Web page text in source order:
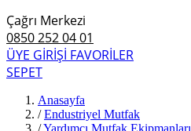
Çağrı Merkezi
0850 252 04 01
ÜYE GİRİŞİ FAVORİLER
SEPET
Anasayfa
/ Endustriyel Mutfak
/Yardımcı Mutfak Ekipmanları